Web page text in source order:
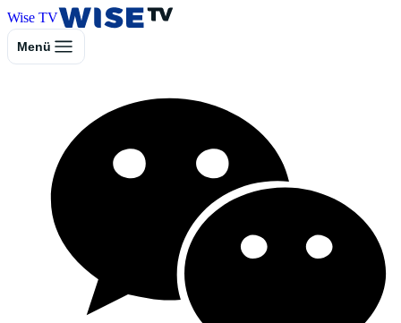
Wise TV
Menü